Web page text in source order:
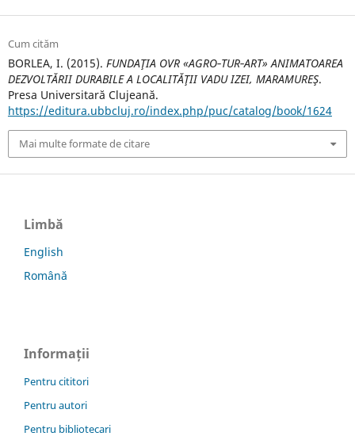
Cum cităm
BORLEA, I. (2015). FUNDAŢIA OVR «AGRO‐TUR‐ART» ANIMATOAREA
DEZVOLTĂRII DURABILE A LOCALITĂŢII VADU IZEI, MARAMUREŞ.
Presa Universitară Clujeană.
https://editura.ubbcluj.ro/index.php/puc/catalog/book/1624
Mai multe formate de citare
Limbă
English
Română
Informații
Pentru cititori
Pentru autori
Pentru bibliotecari